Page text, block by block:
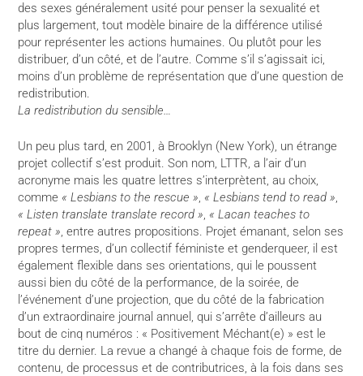
des sexes généralement usité pour penser la sexualité et
plus largement, tout modèle binaire de la différence utilisé
pour représenter les actions humaines. Ou plutôt pour les
distribuer, d’un côté, et de l’autre. Comme s’il s’agissait ici,
moins d’un problème de représentation que d’une question de
redistribution.
La redistribution du sensible…
Un peu plus tard, en 2001, à Brooklyn (New York), un étrange
projet collectif s’est produit. Son nom, LTTR, a l’air d’un
acronyme mais les quatre lettres s’interprètent, au choix,
comme « Lesbians to the rescue », « Lesbians tend to read »,
« Listen translate translate record », « Lacan teaches to
repeat », entre autres propositions. Projet émanant, selon ses
propres termes, d’un collectif féministe et genderqueer, il est
également flexible dans ses orientations, qui le poussent
aussi bien du côté de la performance, de la soirée, de
l’événement d’une projection, que du côté de la fabrication
d’un extraordinaire journal annuel, qui s’arrête d’ailleurs au
bout de cinq numéros : « Positivement Méchant(e) » est le
titre du dernier. La revue a changé à chaque fois de forme, de
contenu, de processus et de contributrices, à la fois dans ses